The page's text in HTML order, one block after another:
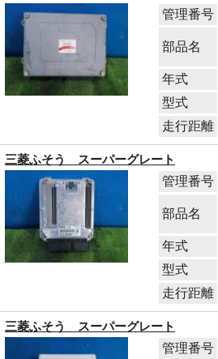
管理番号
部品名
年式
型式
走行距離
三菱ふそう スーパーグレート
管理番号
部品名
年式
型式
走行距離
三菱ふそう スーパーグレート
管理番号